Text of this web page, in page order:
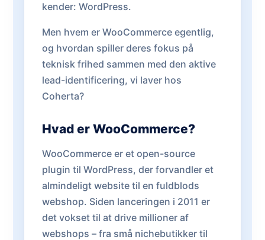
kender: WordPress.
Men hvem er WooCommerce egentlig,
og hvordan spiller deres fokus på
teknisk frihed sammen med den aktive
lead-identificering, vi laver hos
Coherta?
Hvad er WooCommerce?
WooCommerce er et open-source
plugin til WordPress, der forvandler et
almindeligt website til en fuldblods
webshop. Siden lanceringen i 2011 er
det vokset til at drive millioner af
webshops – fra små nichebutikker til